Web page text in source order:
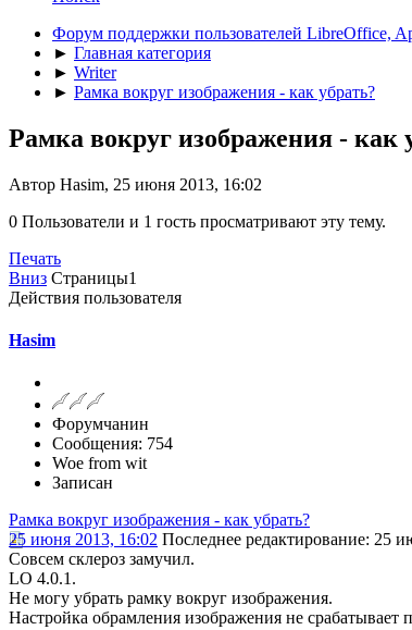
Форум поддержки пользователей LibreOffice,
► Главная категория
► Writer
► Рамка вокруг изображения - как убрать?
Рамка вокруг изображения - как
Автор Hasim, 25 июня 2013, 16:02
0 Пользователи и 1 гость просматривают эту тему.
Печать
Вниз Страницы1
Действия пользователя
Hasim
Форумчанин
Сообщения: 754
Woe from wit
Записан
Рамка вокруг изображения - как убрать?
25 июня 2013, 16:02 Последнее редактирование: 25
Совсем склероз замучил.
LO 4.0.1.
Не могу убрать рамку вокруг изображения.
Настройка обрамления изображения не срабатывает